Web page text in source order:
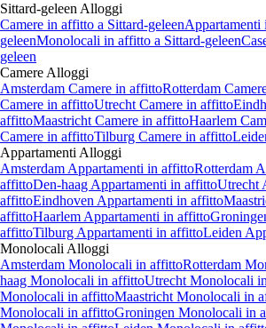
Sittard-geleen Alloggi
Camere in affitto a Sittard-geleenAppartamenti
geleenMonolocali in affitto a Sittard-geleen
geleen
Camere Alloggi
Amsterdam Camere in affittoRotterdam
Camere in affittoUtrecht Camere in affitto
affittoMaastricht Camere in affittoHaarlem
Camere in affittoTilburg Camere in affitto
Appartamenti Alloggi
Amsterdam Appartamenti in affittoRotterdam
affittoDen-haag Appartamenti in affittoUtrecht
affittoEindhoven Appartamenti in affitto
affittoHaarlem Appartamenti in affitto
affittoTilburg Appartamenti in affittoLeiden
Monolocali Alloggi
Amsterdam Monolocali in affittoRotterdam
haag Monolocali in affittoUtrecht Monolocali
Monolocali in affittoMaastricht Monolocali in
Monolocali in affittoGroningen Monolocali in